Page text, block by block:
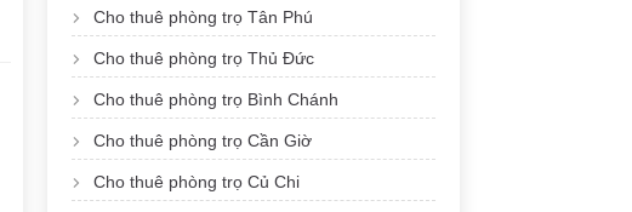
Cho thuê phòng trọ Tân Phú
Cho thuê phòng trọ Thủ Đức
Cho thuê phòng trọ Bình Chánh
Cho thuê phòng trọ Cần Giờ
Cho thuê phòng trọ Củ Chi